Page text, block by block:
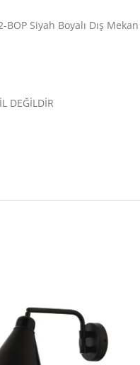
BOP Siyah Boyalı Dış
DEĞİLDİR